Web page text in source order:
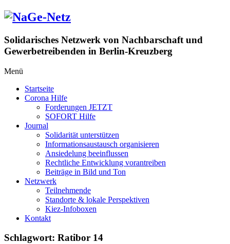
Zum
Inhalt
Solidarisches Netzwerk von Nachbarschaft und
Gewerbetreibenden in Berlin-Kreuzberg
Menü
Startseite
Corona Hilfe
Forderungen JETZT
SOFORT Hilfe
Journal
Solidarität unterstützen
Informationsaustausch organisieren
Ansiedelung beeinflussen
Rechtliche Entwicklung vorantreiben
Beiträge in Bild und Ton
Netzwerk
Teilnehmende
Standorte & lokale Perspektiven
Kiez-Infoboxen
Kontakt
Schlagwort: Ratibor 14